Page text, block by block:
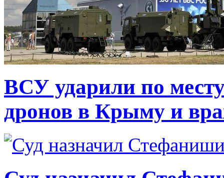
ВСУ ударили по
дронов в Крыму и